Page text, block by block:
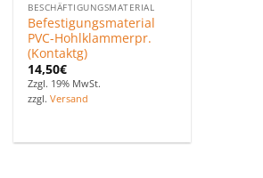
BESCHÄFTIGUNGSMATERIAL
Befestigungsmaterial
PVC-Hohlklammerpr.
(Kontaktg)
14,50€
Zzgl. 19% MwSt.
zzgl.Versand